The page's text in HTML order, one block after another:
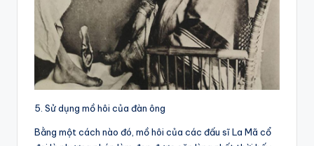
5. Sử dụng mồ hôi của đàn ông
Bằng một cách nào đó, mồ hôi của các đấu sĩ La Mã cổ